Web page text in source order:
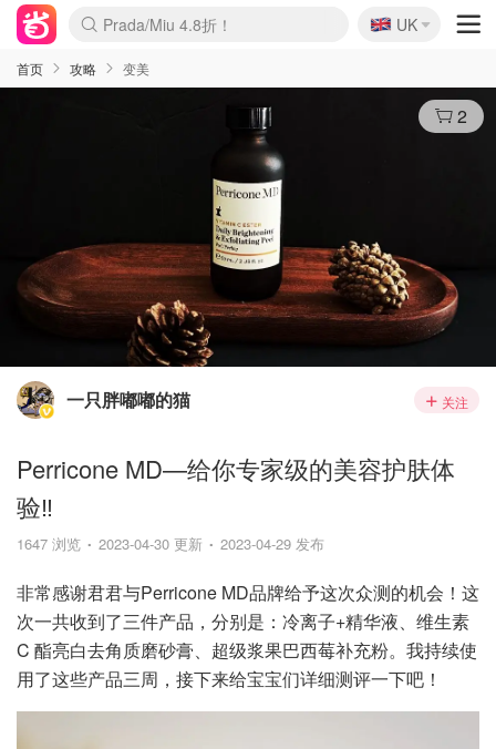
麦卢卡蜂蜜夏促！个位数！
Prada/Miu 4.8折！
啥？必胜客披萨5折！
🇬🇧
UK
首页 攻略 变美
2
一只胖嘟嘟的猫 关注
Perricone MD—给你专家级的美容护肤体
验‼️
1647 浏览 2023-04-30 更新 2023-04-29 发布
非常感谢君君与Perricone MD品牌给予这次众测的机会！这
次一共收到了三件产品，分别是：冷离子+精华液、维生素
C 酯亮白去角质磨砂膏、超级浆果巴西莓补充粉。我持续使
用了这些产品三周，接下来给宝宝们详细测评一下吧！